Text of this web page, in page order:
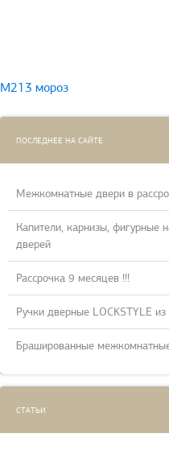
Навигация
по
записям
М213 мороз
ПОСЛЕДНЕЕ НА САЙТЕ
Межкомнатные двери в
Капители, карнизы, фигурные
дверей
Рассрочка 9 месяцев !!!
Ручки дверные LOCKSTYLE
Брашированные
СТАТЬИ